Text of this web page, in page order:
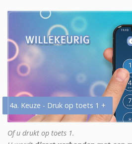
4a. Keuze - Druk op toets 1 +
Of u drukt op toets 1.